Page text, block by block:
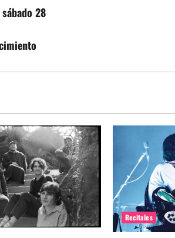
28
Recitales